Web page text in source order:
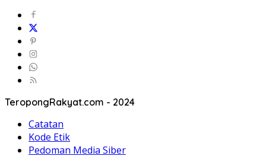
TeropongRakyat.com - 2024
Catatan
Kode Etik
Pedoman Media Siber